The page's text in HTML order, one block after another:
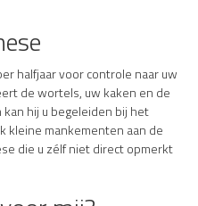
halfjaar voor controle naar uw
de wortels, uw kaken en de
hij u begeleiden bij het
kleine mankementen aan de
die u zélf niet direct opmerkt